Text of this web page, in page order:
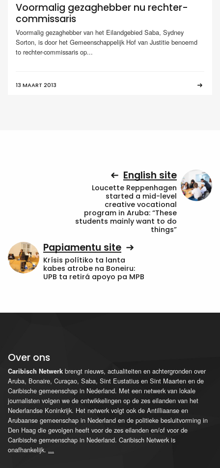
Voormalig gezaghebber nu rechter-
commissaris
Voormalig gezaghebber van het Eilandgebied Saba, Sydney
Sorton, is door het Gemeenschappelijk Hof van Justitie benoemd
to rechter-commissaris op...
13 MAART 2013
English site
Loucette Reppenhagen
started a mid-level
creative vocational
program in Aruba: “These
students mainly want to do
things”
Papiamentu site
Krísis polítiko ta lanta
kabes atrobe na Boneiru:
UPB ta retirá apoyo pa MPB
Over ons
Caribisch Netwerk brengt nieuws, actualiteiten en achtergronden over
Aruba, Bonaire, Curaçao, Saba, Sint Eustatius en Sint Maarten en de
Caribische gemeenschap in Nederland. Met een netwerk van lokale
journalisten volgen we de ontwikkelingen op de zes eilanden van het
Nederlandse Koninkrijk. Het netwerk volgt ook de Antilliaanse en
Arubaanse gemeenschap in Nederland en de politieke besluitvorming in
Den Haag die gevolgen heeft voor de zes eilanden en/of voor de
Caribische gemeenschap in Nederland. Caribisch Netwerk is
onafhankelijk. ...